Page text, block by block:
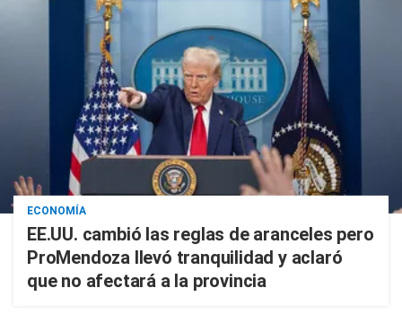
ECONOMÍA
EE.UU. cambió las reglas de aranceles pero
ProMendoza llevó tranquilidad y aclaró
que no afectará a la provincia